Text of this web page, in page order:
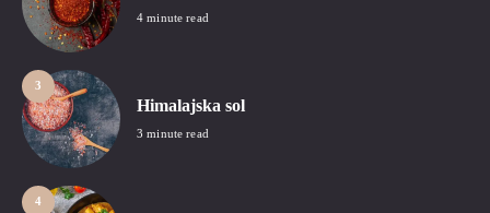
4 minute read
3
Himalajska sol
3 minute read
4